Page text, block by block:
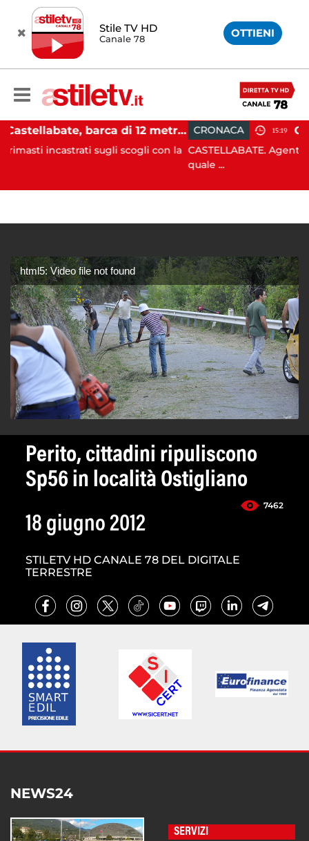
Stile TV HD
Canale 78 OTTIENI
Castellabate, barca di 12 metri resta incastrata sugli scogli: salvate 9 persone
sugli scogli con la
CRONACA 15:19
CASTELLABATE. Agente spintonato
html5: Video file not found
Perito, cittadini ripuliscono
Sp56 in località Ostigliano
7462
18 giugno 2012
STILETV HD CANALE 78 DEL DIGITALE
TERRESTRE
NEWS24
SERVIZI